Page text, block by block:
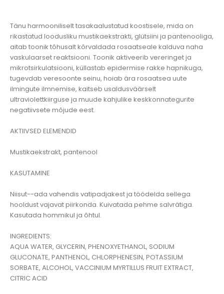
Tänu harmooniliselt tasakaalustatud koostisele, mida on
rikastatud loodusliku mustikaekstrakti, glütsiini ja pantenooliga,
aitab toonik tõhusalt kõrvaldada rosaatseale kalduva naha
vaskulaarset reaktsiooni. Toonik aktiveerib vereringet ja
mikrotsirkulatsiooni, küllastab epidermise rakke hapnikuga,
tugevdab veresoonte seinu, hoiab ära rosaatsea uute
ilmingute ilmnemise, kaitseb usaldusväärselt
ultraviolettkiirguse ja muude kahjulike keskkonnategurite
negatiivsete mõjude eest.
AKTIIVSED ELEMENDID
Mustikaekstrakt, pantenool
KASUTAMINE
Niisut--ada vahendis vatipadjakest ja töödelda sellega
hooldust vajavat piirkonda. Kuivatada pehme salvrätiga.
Kasutada hommikul ja õhtul.
INGREDIENTS:
AQUA WATER, GLYCERIN, PHENOXYETHANOL, SODIUM
GLUCONATE, PANTHENOL, CHLORPHENESIN, POTASSIUM
SORBATE, ALCOHOL, VACCINIUM MYRTILLUS FRUIT EXTRACT,
CITRIC ACID